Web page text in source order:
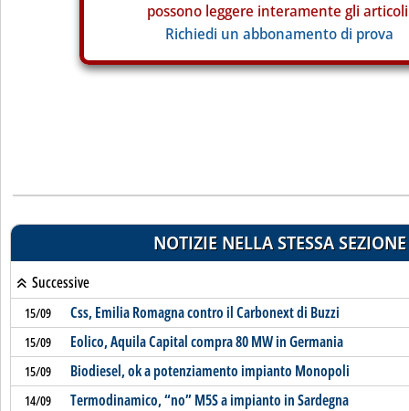
possono leggere interamente gli
Richiedi un abbonamento di prova
NOTIZIE NELLA STESSA SEZIONE
Successive
15/09 Css, Emilia Romagna contro il Carbonext di Buzzi
15/09 Eolico, Aquila Capital compra 80 MW in Germania
15/09 Biodiesel, ok a potenziamento impianto Monopoli
14/09 Termodinamico, “no” M5S a impianto in Sardegna